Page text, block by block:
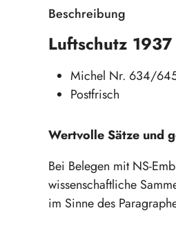
Beschreibung
Luftschutz 1937
Michel Nr. 634/
Postfrisch
Wertvolle Sätze und
Bei Belegen mit NS-
wissenschaftliche
im Sinne des